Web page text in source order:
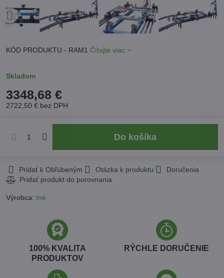
KÓD PRODUKTU - RAM1 Čítajte viac
Skladom
3348,68 €
2722,50 € bez DPH
Do košíka
Pridať k Obľúbeným Otázka k produktu Doručenia
Výrobca: Iné
100% KVALITA
PRODUKTOV
RÝCHLE DORUČENIE